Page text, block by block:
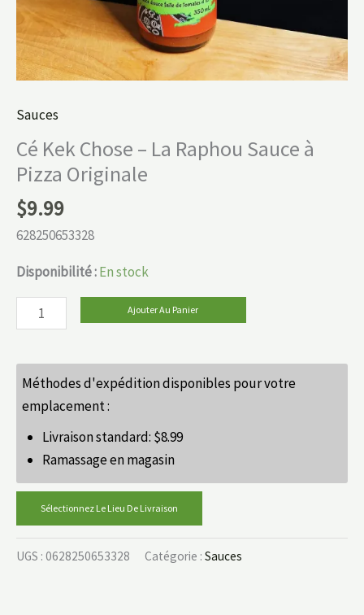
Sauces
Cé Kek Chose – La Raphou Sauce à
Pizza Originale
$9.99
628250653328
Disponibilité :En stock
Originale
Ajouter Au Panier
Méthodes d'expédition disponibles pour votre
emplacement :
Livraison standard: $8.99
Ramassage en magasin
Sélectionnez Le Lieu De Livraison
UGS : 0628250653328 Catégorie : Sauces